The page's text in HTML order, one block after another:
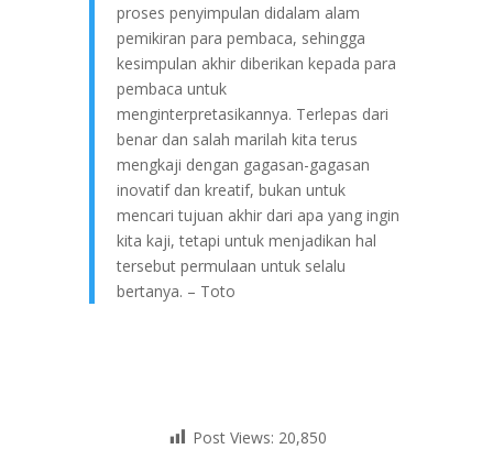
proses penyimpulan didalam alam
pemikiran para pembaca, sehingga
kesimpulan akhir diberikan kepada para
pembaca untuk
menginterpretasikannya. Terlepas dari
benar dan salah marilah kita terus
mengkaji dengan gagasan-gagasan
inovatif dan kreatif, bukan untuk
mencari tujuan akhir dari apa yang ingin
kita kaji, tetapi untuk menjadikan hal
tersebut permulaan untuk selalu
bertanya. – Toto
Post Views: 20,850